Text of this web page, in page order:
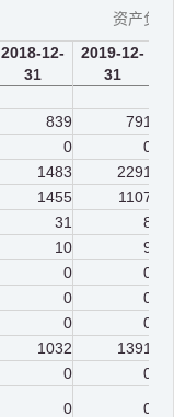
资产负
2018-12-
31
2019-12-
31
839
791
0
0
1483
2291
1455
1107
31
8
10
9
0
0
0
0
0
0
1032
1391
0
0
0
0